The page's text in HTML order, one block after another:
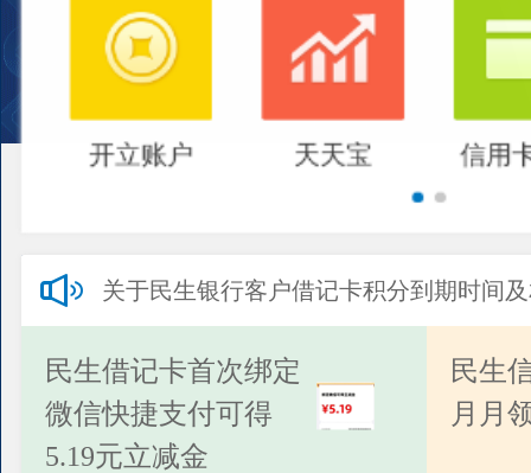
开立账户 天天宝 信用
关于民生银行客户借记卡积分到期时间
公告
民生借记卡首次绑定
微信快捷支付可得
5.19元立减金
民生
月月